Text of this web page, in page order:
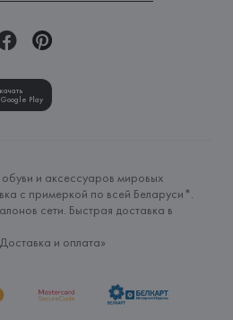
Google Play
и аксессуаров мировых
с примеркой по всей Беларуси*.
сети. Быстрая доставка в
Доставка и оплата»